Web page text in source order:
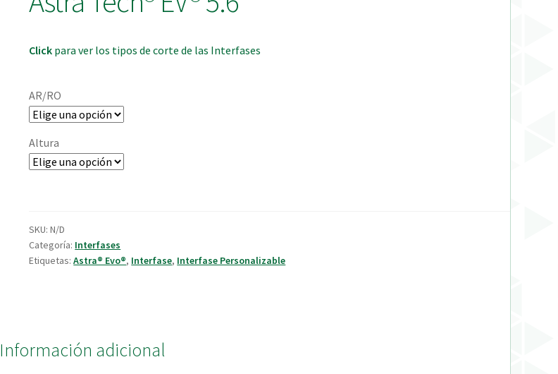
Click para ver los tipos de corte de las Interfases
AR/RO
Altura
SKU:N/D
Categoría: Interfases
Etiquetas:Astra® Evo®, Interfase, Interfase Personalizable
Información adicional